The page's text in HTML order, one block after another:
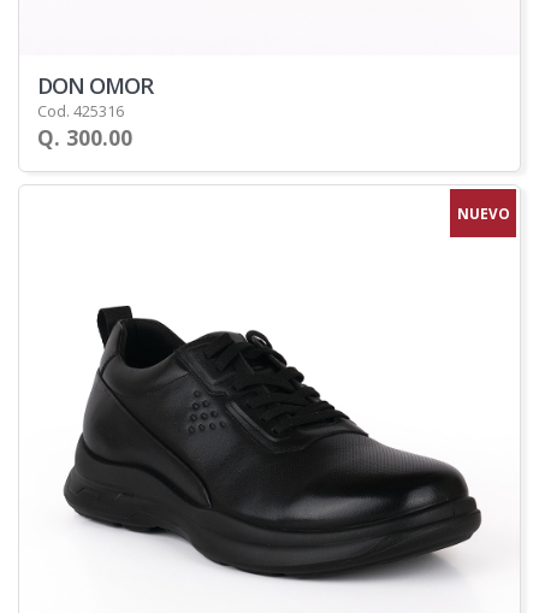
DON OMOR
Cod. 425316
Q. 300.00
NUEVO